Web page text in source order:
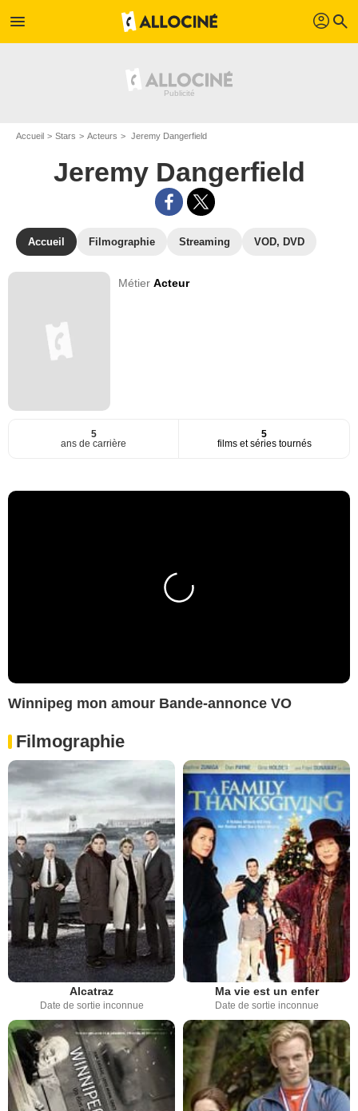
menu profil search
Accueil Stars Acteurs Jeremy Dangerfield
Jeremy Dangerfield
Accueil Filmographie Streaming VOD, DVD
MétierActeur
5
ans de carrière
5
films et séries tournés
Winnipeg mon amour Bande-annonce VO
Filmographie
Alcatraz
Date de sortie inconnue
Ma vie est un enfer
Date de sortie inconnue